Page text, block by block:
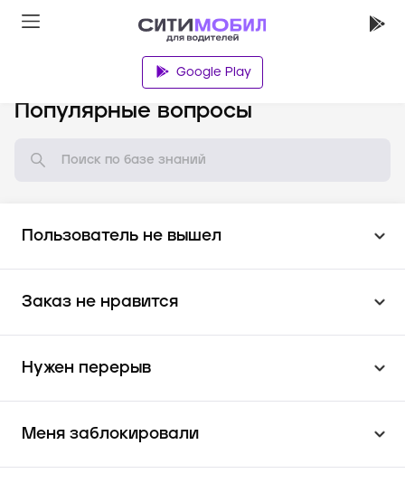
Google Play
Популярные вопросы
Пользователь не вышел
Заказ не нравится
Нужен перерыв
Меня заблокировали